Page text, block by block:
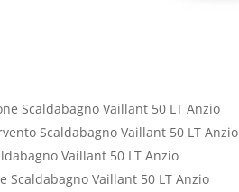
Scaldabagno Vaillant 50 LT Anzio
Scaldabagno Vaillant 50 LT Anzio
Vaillant 50 LT Anzio
Scaldabagno Vaillant 50 LT Anzio